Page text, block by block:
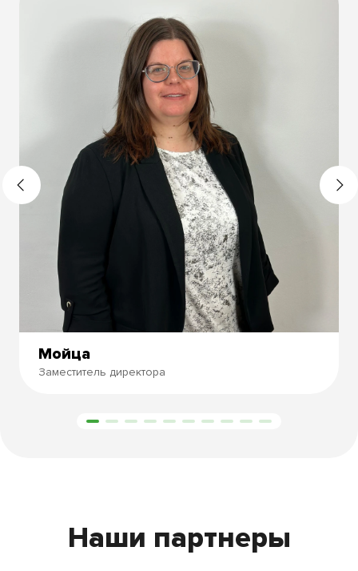
Мойца
Заместитель директора
Наши партнеры